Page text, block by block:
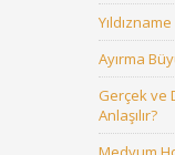
Ayırma
Gerçek ve
Anlaşılır?